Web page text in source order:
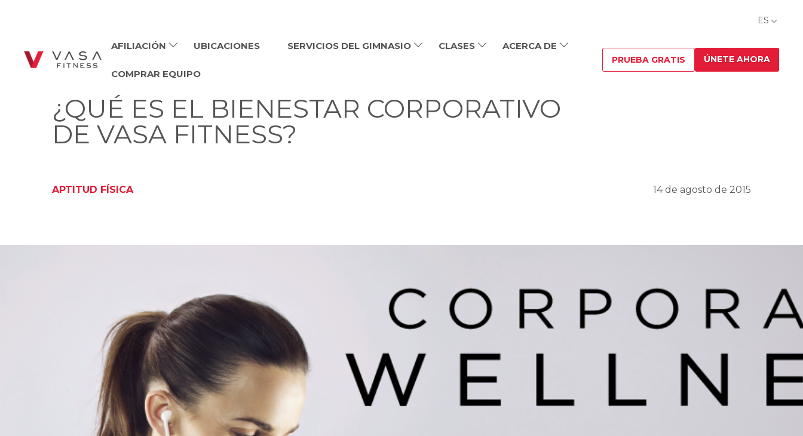
ES
AFILIACIÓN UBICACIONES SERVICIOS DEL GIMNASIO CLASES ACERCA DE
COMPRAR EQUIPO
PRUEBA GRATIS ÚNETE AHORA
¿QUÉ ES EL BIENESTAR CORPORATIVO
DE VASA FITNESS?
APTITUD FÍSICA 14 de agosto de 2015